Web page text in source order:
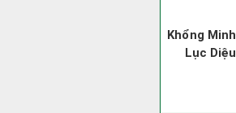
Khổng Minh
Lục Diệu